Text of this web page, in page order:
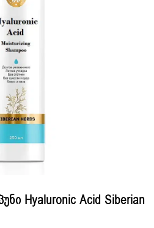
Hyaluronic Acid Siberian